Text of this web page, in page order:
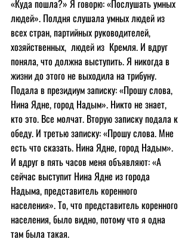
«Куда пошла?» Я говорю: «Послушать умных
людей». Полдня слушала умных людей из
всех стран, партийных руководителей,
хозяйственных,  людей из  Кремля. И вдруг
поняла, что должна выступить. Я никогда в
жизни до этого не выходила на трибуну.
Подала в президиум записку: «Прошу слова,
Нина Ядне, город Надым». Никто не знает,
кто это. Все молчат. Вторую записку подала к
обеду. И третью записку: «Прошу слова. Мне
есть что сказать. Нина Ядне, город Надым».
И вдруг в пять часов меня объявляют: «А
сейчас выступит Нина Ядне из города
Надыма, представитель коренного
населения». То, что представитель коренного
населения, было видно, потому что я одна
там была такая.